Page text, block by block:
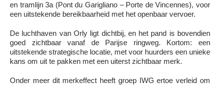
en tramlijn 3a (Pont du Garigliano – Porte de Vincennes), voor
een uitstekende bereikbaarheid met het openbaar vervoer.
De luchthaven van Orly ligt dichtbij, en het pand is bovendien
goed zichtbaar vanaf de Parijse ringweg. Kortom: een
uitstekende strategische locatie, met voor huurders een unieke
kans om uit te pakken met een uiterst zichtbaar merk.
Onder meer dit merkeffect heeft groep IWG ertoe verleid om